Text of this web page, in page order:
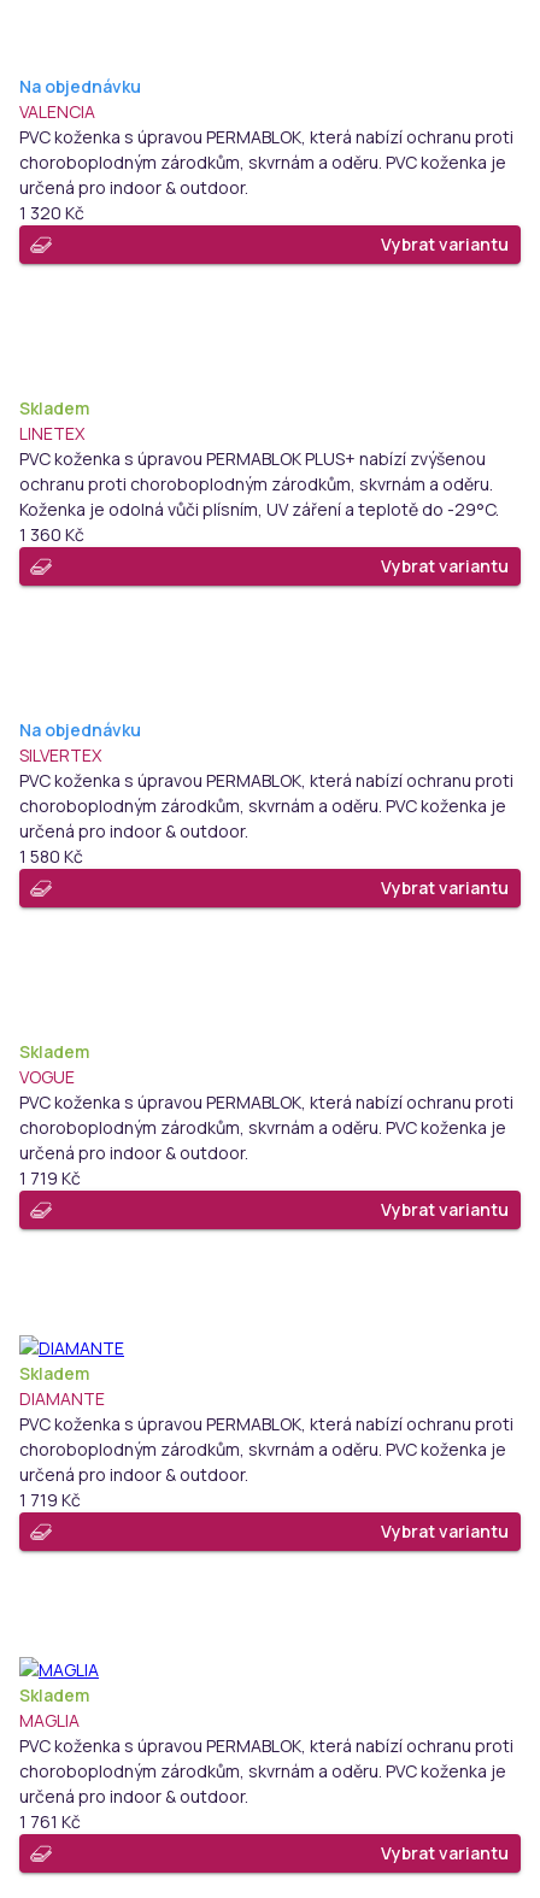
Na objednávku
VALENCIA
PVC koženka s úpravou PERMABLOK, která nabízí ochranu proti
choroboplodným zárodkům, skvrnám a oděru. PVC koženka je
určená pro indoor & outdoor.
1 320 Kč
Vybrat variantu
Skladem
LINETEX
PVC koženka s úpravou PERMABLOK PLUS+ nabízí zvýšenou
ochranu proti choroboplodným zárodkům, skvrnám a oděru.
Koženka je odolná vůči plísním, UV záření a teplotě do -29°C.
1 360 Kč
Vybrat variantu
Na objednávku
SILVERTEX
PVC koženka s úpravou PERMABLOK, která nabízí ochranu proti
choroboplodným zárodkům, skvrnám a oděru. PVC koženka je
určená pro indoor & outdoor.
1 580 Kč
Vybrat variantu
Skladem
VOGUE
PVC koženka s úpravou PERMABLOK, která nabízí ochranu proti
choroboplodným zárodkům, skvrnám a oděru. PVC koženka je
určená pro indoor & outdoor.
1 719 Kč
Vybrat variantu
Skladem
DIAMANTE
PVC koženka s úpravou PERMABLOK, která nabízí ochranu proti
choroboplodným zárodkům, skvrnám a oděru. PVC koženka je
určená pro indoor & outdoor.
1 719 Kč
Vybrat variantu
Skladem
MAGLIA
PVC koženka s úpravou PERMABLOK, která nabízí ochranu proti
choroboplodným zárodkům, skvrnám a oděru. PVC koženka je
určená pro indoor & outdoor.
1 761 Kč
Vybrat variantu